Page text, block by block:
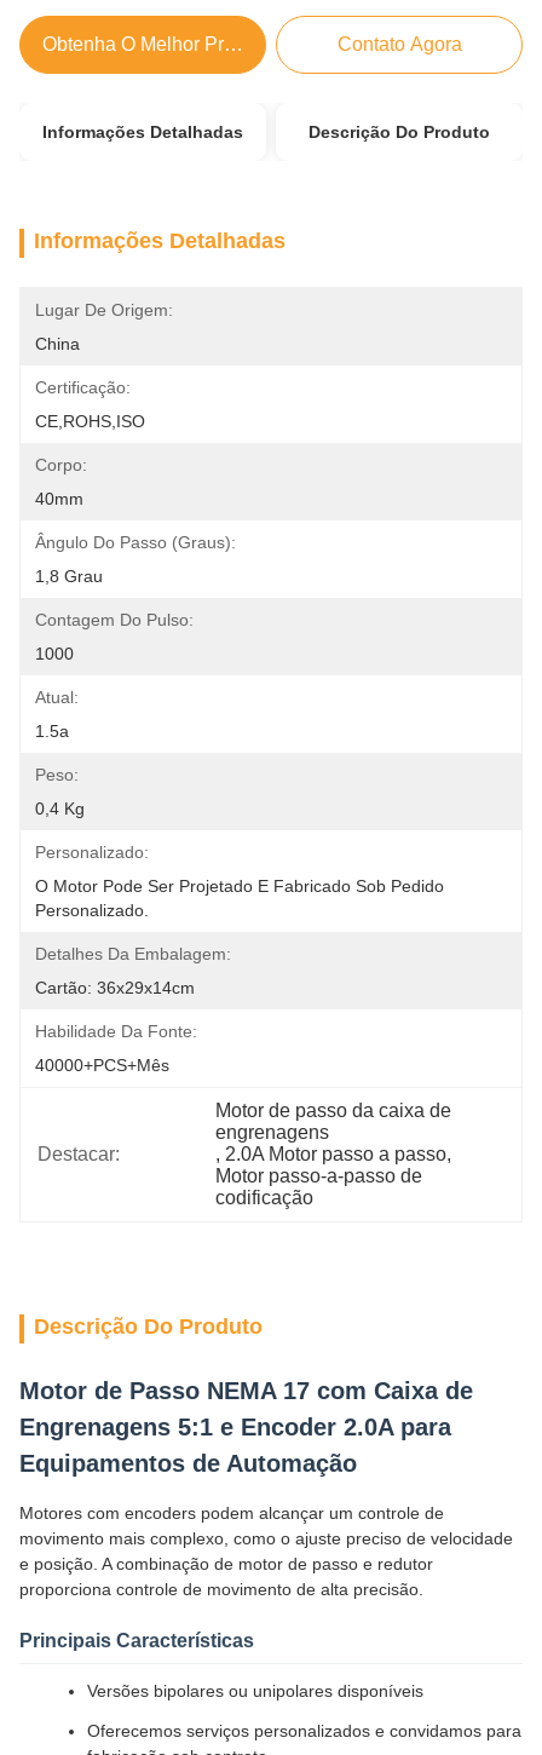
Obtenha O Melhor Preço Contato Agora
Informações Detalhadas Descrição Do Produto
Informações Detalhadas
Lugar De Origem:
China
Certificação:
CE,ROHS,ISO
Corpo:
40mm
Ângulo Do Passo (graus):
1,8 Grau
Contagem Do Pulso:
1000
Atual:
1.5a
Peso:
0,4 Kg
Personalizado:
O Motor Pode Ser Projetado E Fabricado Sob Pedido
Personalizado.
Detalhes Da Embalagem:
Cartão: 36x29x14cm
Habilidade Da Fonte:
40000+PCS+Mês
Destacar:
Motor de passo da caixa de
engrenagens
, 2.0A Motor passo a passo,
Motor passo-a-passo de
codificação
Descrição Do Produto
Motor de Passo NEMA 17 com Caixa de
Engrenagens 5:1 e Encoder 2.0A para
Equipamentos de Automação
Motores com encoders podem alcançar um controle de
movimento mais complexo, como o ajuste preciso de velocidade
e posição. A combinação de motor de passo e redutor
proporciona controle de movimento de alta precisão.
Principais Características
Versões bipolares ou unipolares disponíveis
Oferecemos serviços personalizados e convidamos para